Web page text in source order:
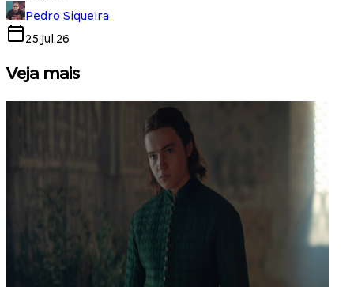
Pedro Siqueira
25.jul.26
Veja mais